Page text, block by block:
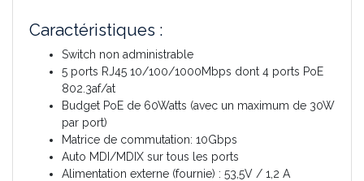
Caractéristiques :
Switch non administrable
5 ports RJ45 10/100/1000Mbps dont 4 ports PoE
802.3af/at
Budget PoE de 60Watts (avec un maximum de 30W
par port)
Matrice de commutation: 10Gbps
Auto MDI/MDIX sur tous les ports
Alimentation externe (fournie) : 53,5V / 1,2 A